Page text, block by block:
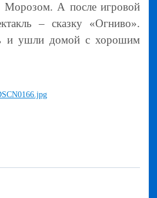
Морозом. А после игровой
– сказку «Огниво».
и ушли домой с хорошим